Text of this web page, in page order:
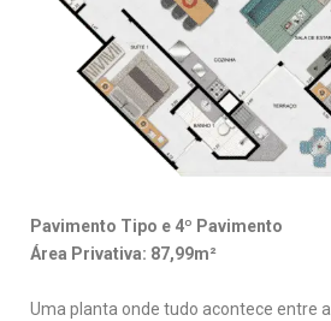
Pavimento Tipo e 4º Pavimento
Área Privativa: 87,99m²
Uma planta onde tudo acontece entre